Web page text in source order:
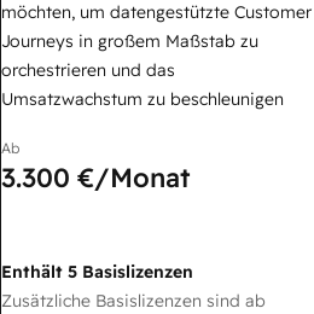
möchten, um datengestützte Customer
Journeys in großem Maßstab zu
orchestrieren und das
Umsatzwachstum zu beschleunigen
Ab
3.300 €/Monat
Enthält 5 Basislizenzen
Zusätzliche Basislizenzen sind ab